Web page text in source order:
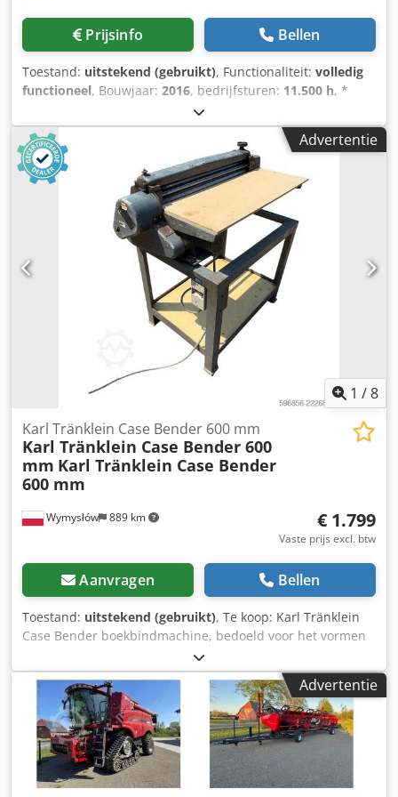
Prijsinfo Bellen
Toestand: uitstekend (gebruikt), Functionaliteit: volledig
functioneel, Bouwjaar: 2016, bedrijfsturen: 11.500 h, *
11.500 bedrijfsuren Dkedpfx Aey Rm H Ejf Uor *
Bedrijfsgewicht 15.700 kg * Motorvermogen 77 kW *
Roadliner * hydraulische snelwissel * airconditioning
Advertentie
1 /8
Wymysłów 889 km
Karl Tränklein Case Bender 600 mm
Karl Tränklein Case Bender 600
mm Karl Tränklein Case Bender
600 mm
€ 1.799
Vaste prijs excl. btw
Aanvragen Bellen
Toestand: uitstekend (gebruikt), Te koop: Karl Tränklein
Case Bender boekbindmachine, bedoeld voor het vormen
en buigen van ruggen van harde boekomslagen. Het
apparaat geeft omslagen de juiste radius, waardoor deze
perfect aansluiten op het boekblok. De machine is
uitgerust met verstelbare rollen waarmee deze kan
worden aangepast aan verschillende omslagdiktes. De
robuuste gietijzeren constructie zorgt voor hoge precisie
en jarenlang gebruik. Technische gegevens: Fabrikant: Karl
Tränklein Type: Case Bender / rugvormmachine
Advertentie